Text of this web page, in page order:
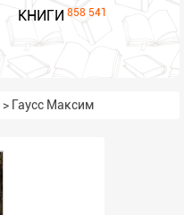
КНИГИ 858 541
> Гаусс Максим